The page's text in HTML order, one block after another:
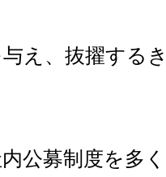
え、抜擢する
公募制度を多